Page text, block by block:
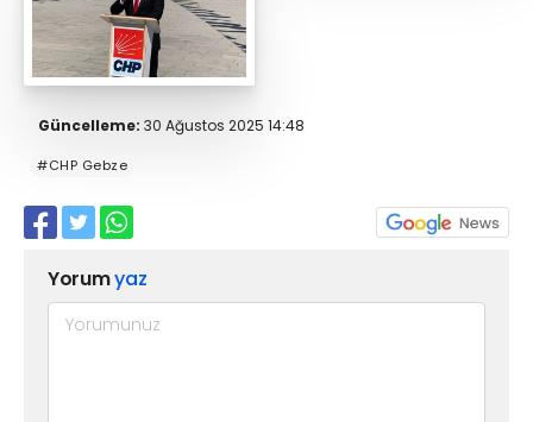
Güncelleme: 30 Ağustos 2025 14:48
#CHP Gebze
Yorumyaz